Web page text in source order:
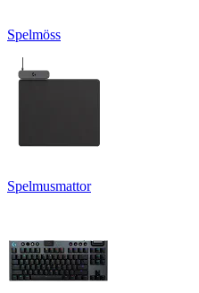
Spelmöss
Spelmusmattor